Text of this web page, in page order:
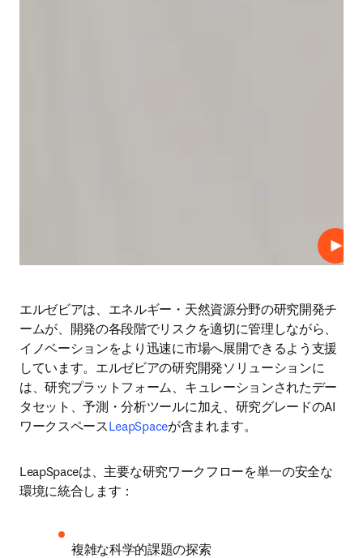
プレ
エルゼビアは、エネルギー・天然資源分野の研究開発チ
ームが、開発の各段階でリスクを適切に管理しながら、
イノベーションをより迅速に市場へ展開できるよう支援
しています。エルゼビアの研究開発ソリューションに
は、研究プラットフォーム、キュレーションされたデー
タセット、予測・分析ツールに加え、研究グレードのAI
ワークスペースLeapSpaceが含まれます。
LeapSpaceは、主要な研究ワークフローを単一の安全な
環境に統合します：
複雑な科学的課題の探索